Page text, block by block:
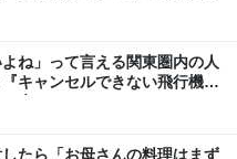
英社オンライン
ね」って言える関東圏内の人
キャンセルできない飛行機代
来る
たら「お母さんの料理はまず